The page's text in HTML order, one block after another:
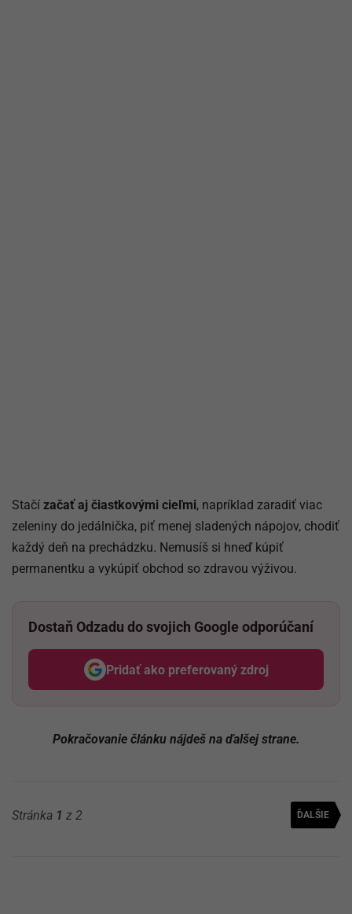
Stačí začať aj čiastkovými cieľmi, napríklad zaradiť viac
zeleniny do jedálnička, piť menej sladených nápojov, chodiť
každý deň na prechádzku. Nemusíš si hneď kúpiť
permanentku a vykúpiť obchod so zdravou výživou.
Dostaň Odzadu do svojich Google odporúčaní
Pridať ako preferovaný zdroj
Odzadu, odkaz sa otvorí v
Pokračovanie článku nájdeš na ďalšej strane.
Stránka 1 z 2 ĎALŠIE